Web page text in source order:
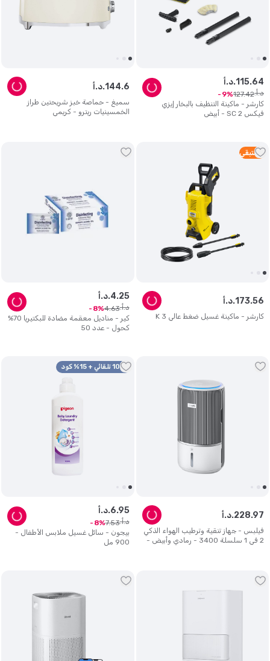
كارشر - ماكينة التنظيف بالبخار إيزي
فيكس SC 2 - أبيض
د.أ.115.64
د.أ. 127.42
9
سميغ - حماصة خبز شريحتين طراز
الخمسينيات ريترو - كريمي
د.أ.144.6
4 متبقي
كارشر - ماكينة غسيل ضغط عالي K 3
د.أ.173.56
كير - مناديل معقمة مضادة للبكتيريا 70%
كحول - عدد 50
د.أ.4.25
د.أ. 4.63
8
فيلبس - جهاز تنقية وترطيب الهواء الذكي
2 في 1 سلسلة 3400 - رمادي وأبيض -
د.أ.228.97
10% تلقائي + 15% كود
بيجون - سائل غسيل ملابس الأطفال -
900 مل
د.أ.6.95
د.أ. 7.53
8